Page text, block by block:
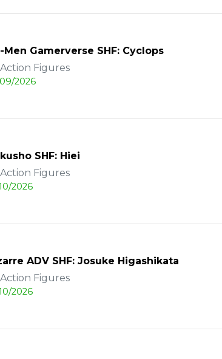
Men Gamerverse SHF: Cyclops
Figures
2026
SHF: Hiei
Figures
2026
ADV SHF: Josuke Higashikata
Figures
2026